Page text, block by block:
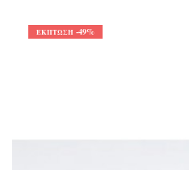
ΈΚΠΤΩΣΗ -49%